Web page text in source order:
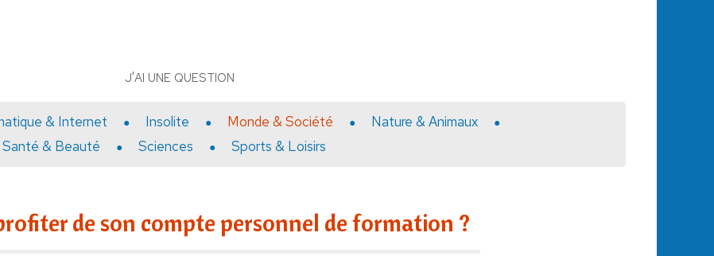
J'AI UNE QUESTION
& Internet Insolite Monde & Société
Nature & Animaux
Santé & Beauté
Sciences Sports & Loisirs
de son compte personnel de formation ?